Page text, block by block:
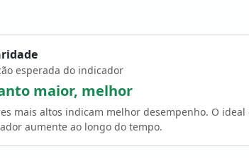
esperada do indicador
maior, melhor
mais altos indicam melhor desempenho. O ideal
aumente ao longo do tempo.